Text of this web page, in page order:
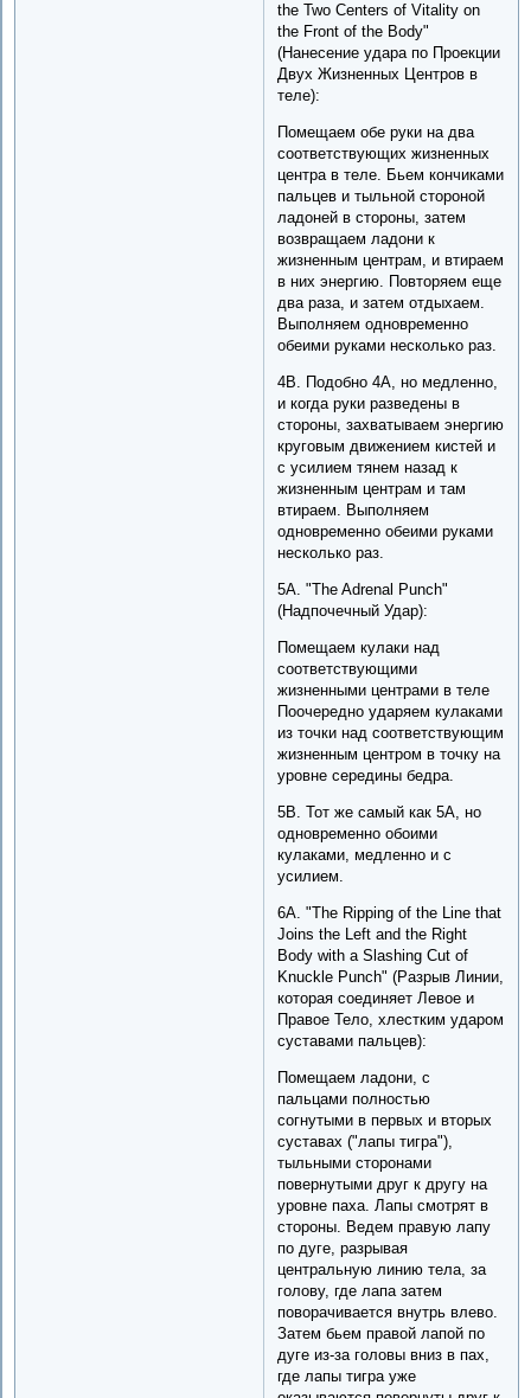
the Two Centers of Vitality on
the Front of the Body"
(Нанесение удара по Проекции
Двух Жизненных Центров в
теле):
Помещаем обе руки на два
соответствующих жизненных
центра в теле. Бьем кончиками
пальцев и тыльной стороной
ладоней в стороны, затем
возвращаем ладони к
жизненным центрам, и втираем
в них энергию. Повторяем еще
два раза, и затем отдыхаем.
Выполняем одновременно
обеими руками несколько раз.
4B. Подобно 4A, но медленно,
и когда руки разведены в
стороны, захватываем энергию
круговым движением кистей и
с усилием тянем назад к
жизненным центрам и там
втираем. Выполняем
одновременно обеими руками
несколько раз.
5A. "The Adrenal Punch"
(Надпочечный Удар):
Помещаем кулаки над
соответствующими
жизненными центрами в теле
Поочередно ударяем кулаками
из точки над соответствующим
жизненным центром в точку на
уровне середины бедра.
5B. Тот же самый как 5A, но
одновременно обоими
кулаками, медленно и с
усилием.
6A. "The Ripping of the Line that
Joins the Left and the Right
Body with a Slashing Cut of
Knuckle Punch" (Разрыв Линии,
которая соединяет Левое и
Правое Тело, хлестким ударом
суставами пальцев):
Помещаем ладони, с
пальцами полностью
согнутыми в первых и вторых
суставах ("лапы тигра"),
тыльными сторонами
повернутыми друг к другу на
уровне паха. Лапы смотрят в
стороны. Ведем правую лапу
по дуге, разрывая
центральную линию тела, за
голову, где лапа затем
поворачивается внутрь влево.
Затем бьем правой лапой по
дуге из-за головы вниз в пах,
где лапы тигра уже